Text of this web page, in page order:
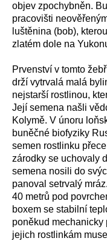
objev zpochybněn.
pracovišti
luštěnina (bob),
zlatém dole na
Prvenství v tomto
drží vytrvalá malá
nejstarší rostlinou,
Její semena našli
Kolymě. V únoru
buněčné biofyziky
semen rostlinku
zárodky se uchovaly
semena nosili do
panoval setrvalý
40 metrů pod
boxem se stabilní
poněkud mechanicky
jejich rostlinkám